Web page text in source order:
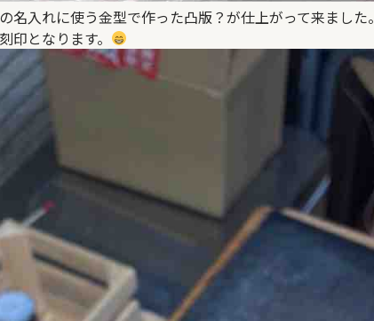
名入れに使う金型で作った凸版？が仕上がって来ました。
印となります。